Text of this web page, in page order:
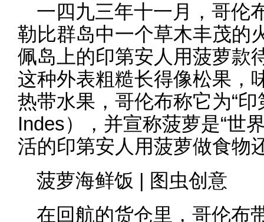
一四九三年十一月，哥伦
勒比群岛中一个草木丰茂的
佩岛上的印第安人用菠萝款
这种外表粗糙长得像松果，
热带水果，哥伦布称它为“
Indes），并宣称菠萝是“世
活的印第安人用菠萝做食物
菠萝海鲜饭 | 图虫创意
在回航的货仓里，哥伦布